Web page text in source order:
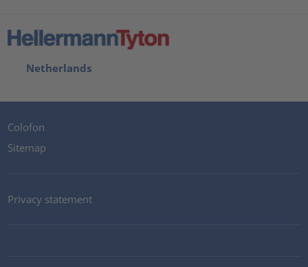
Netherlands
Colofon
Sitemap
Privacy statement